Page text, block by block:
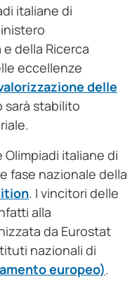
italiane di
e della Ricerca
eccellenze
delle
sarà stabilito
italiane di
fase nazionale della
. I vincitori delle
alla
da Eurostat
nazionali di
europeo).